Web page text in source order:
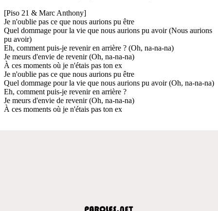
[Piso 21 & Marc Anthony]
Je n'oublie pas ce que nous aurions pu être
Quel dommage pour la vie que nous aurions pu avoir (Nous aurions
pu avoir)
Eh, comment puis-je revenir en arrière ? (Oh, na-na-na)
Je meurs d'envie de revenir (Oh, na-na-na)
À ces moments où je n'étais pas ton ex
Je n'oublie pas ce que nous aurions pu être
Quel dommage pour la vie que nous aurions pu avoir (Oh, na-na-na)
Eh, comment puis-je revenir en arrière ?
Je meurs d'envie de revenir (Oh, na-na-na)
À ces moments où je n'étais pas ton ex